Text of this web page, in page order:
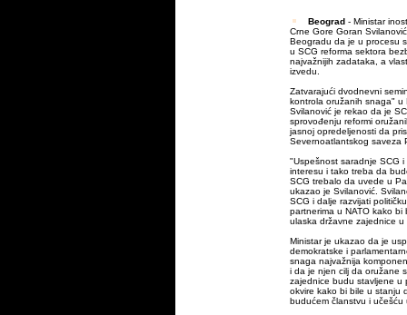
Beograd - Ministar
Crne Gore Goran
Beogradu da je u procesu
u SCG reforma sektora
najvažnijih zadataka, a
izvedu.
Zatvarajući dvodnevni
kontrola oružanih snaga" u
Svilanović je rekao da je
sprovođenju reformi
jasnoj opredeljenosti da
Severnoatlantskog saveza
"Uspešnost saradnje SCG
interesu i tako treba da
SCG trebalo da uvede u
ukazao je Svilanović.
SCG i dalje razvijati
partnerima u NATO kako bi
ulaska državne zajednice u
Ministar je ukazao da je
demokratske i
snaga najvažnija
i da je njen cilj da oružane
zajednice budu stavljene u
okvire kako bi bile u stanju
budućem članstvu i učešću